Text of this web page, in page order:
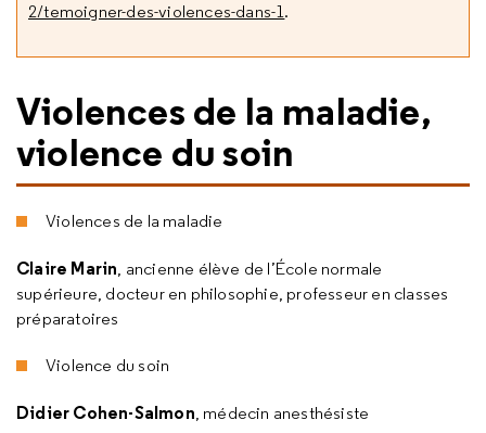
2/temoigner-des-violences-dans-1.
Violences de la maladie,
violence du soin
Violences de la maladie
Claire Marin, ancienne élève de l’École normale
supérieure, docteur en philosophie, professeur en classes
préparatoires
Violence du soin
Didier Cohen-Salmon, médecin anesthésiste